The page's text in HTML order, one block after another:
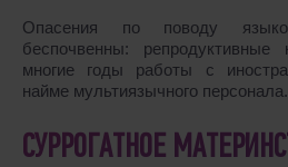
Опасения по поводу
беспочвенны:
многие годы работы с
найме мультиязычного персонала.
СУРРОГАТНОЕ